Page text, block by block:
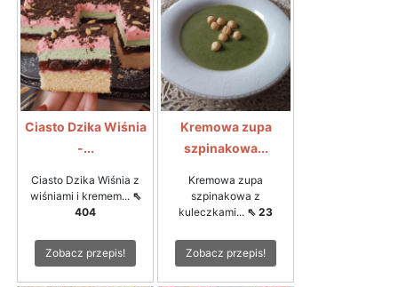
Ciasto Dzika Wiśnia
-...
Ciasto Dzika Wiśnia z
wiśniami i kremem... ⇖
404
Zobacz przepis!
Kremowa zupa
szpinakowa...
Kremowa zupa
szpinakowa z
kuleczkami... ⇖ 23
Zobacz przepis!